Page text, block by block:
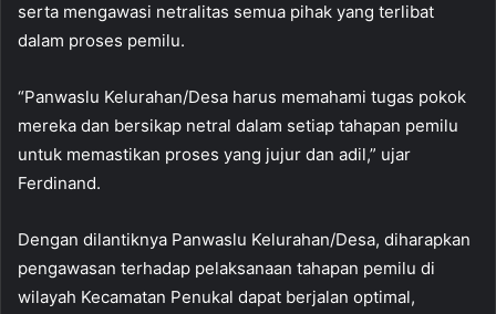
serta mengawasi netralitas semua pihak yang terlibat
dalam proses pemilu.
“Panwaslu Kelurahan/Desa harus memahami tugas pokok
mereka dan bersikap netral dalam setiap tahapan pemilu
untuk memastikan proses yang jujur dan adil,” ujar
Ferdinand.
Dengan dilantiknya Panwaslu Kelurahan/Desa, diharapkan
pengawasan terhadap pelaksanaan tahapan pemilu di
wilayah Kecamatan Penukal dapat berjalan optimal,